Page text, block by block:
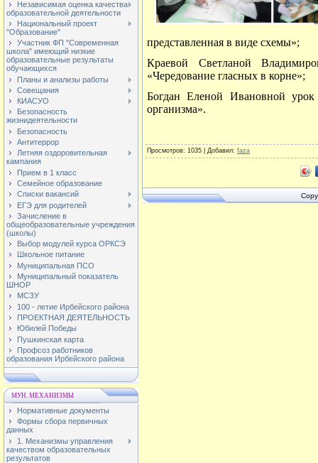
Независимая оценка качества
образовательной деятельности
Национальный проект
"Образование"
Участник ФП "Современная
школа" имеющий низкие
образовательные результаты
обучающихся
Планы и анализы работы
Совещания
КИАСУО
Безопасность
жизнидеятельности
Безопасность
Антитеррор
Летняя оздоровительная
кампания
Прием в 1 класс
Семейное образование
Списки вакансий
ЕГЭ для родителей
Зачисление в
общеобразовательные учреждения
(школы)
Выбор модулей курса ОРКСЭ
Школьное питание
Муниципальная ПСО
Муниципальный показатель
ШНОР
МСЗУ
100 - летие Ирбейского района
ПРОЕКТНАЯ ДЕЯТЕЛЬНОСТЬ
Юбилей Победы
Пушкинская карта
Профсоз работников
образования Ирбейского района
МУН. МЕХАНИЗМЫ
Нормативные документы
Формы сбора первичных
данных
1. Механизмы управления
качеством образовательных
результатов
представленная в виде схемы»;
Краевой Светланой
«Чередование гласных в корне»;
Богдан Еленой Ивановной
организма».
Просмотров: 1035 | Добавил: faza